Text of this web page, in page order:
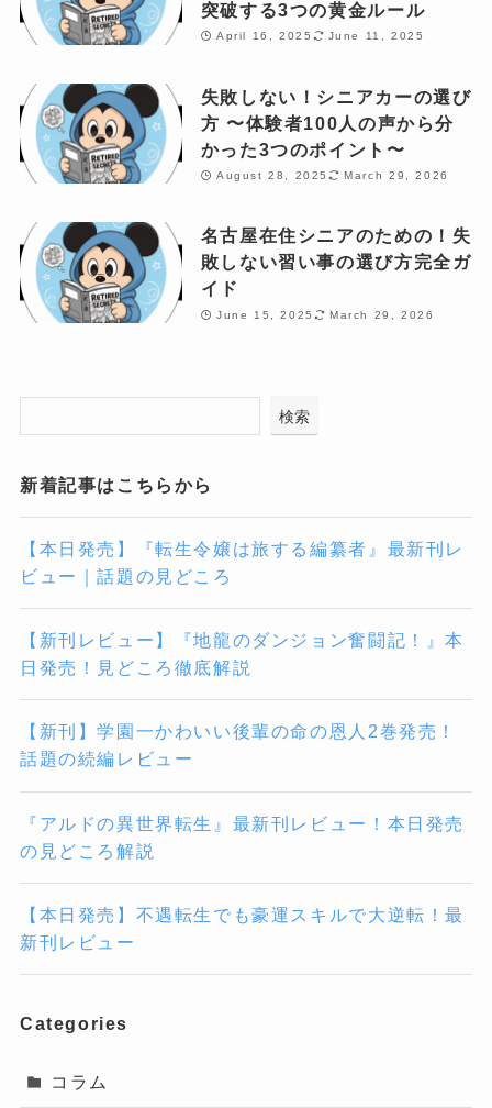
突破する3つの黄金ルール
April 16, 2025 June 11, 2025
失敗しない！シニアカーの選び
方 〜体験者100人の声から分
かった3つのポイント〜
August 28, 2025 March 29, 2026
名古屋在住シニアのための！失
敗しない習い事の選び方完全ガ
イド
June 15, 2025 March 29, 2026
検索
新着記事はこちらから
【本日発売】『転生令嬢は旅する編纂者』最新刊レ
ビュー｜話題の見どころ
【新刊レビュー】『地龍のダンジョン奮闘記！』本
日発売！見どころ徹底解説
【新刊】学園一かわいい後輩の命の恩人2巻発売！
話題の続編レビュー
『アルドの異世界転生』最新刊レビュー！本日発売
の見どころ解説
【本日発売】不遇転生でも豪運スキルで大逆転！最
新刊レビュー
Categories
コラム